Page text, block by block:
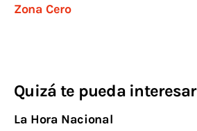
Zona Cero
Quizá te pueda interesar
La Hora Nacional